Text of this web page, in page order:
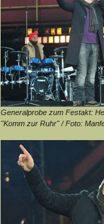
Generalprobe zum Festakt:
"Komm zur Ruhr" / Foto: